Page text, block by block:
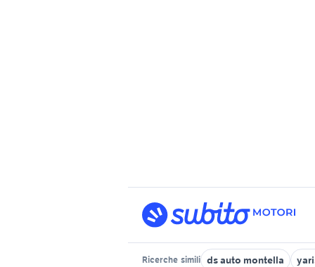
Ricerche simili ds auto montella